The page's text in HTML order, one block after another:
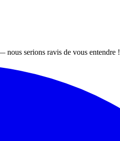
nous serions ravis de vous entendre !